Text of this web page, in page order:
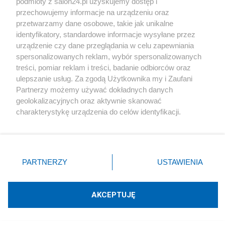
otrzymanych przez Grupę Azoty w Tarnowie
wyniosła 2.134.041 tysięcy zł.
Tymczasem dywidendy wypłacone przez ZA
Puławy SA do Grupy Azoty w Tarnowie w okresie
2011-2022 wyniosły łącznie 1.315.494 tys. Zł czyli
61,6% ogólnej kwoty dywidendy pobranej od spółek
W samym roku 2022 dywidendy pobrane przez
Grupę Azoty wyniosła 340.542 tys. zł.
przechowujemy informacje na urządzeniu oraz
przetwarzamy dane osobowe, takie jak unikalne
identyfikatory, standardowe informacje wysyłane przez
urządzenie czy dane przeglądania w celu zapewniania
spersonalizowanych reklam, wybór spersonalizowanych
treści, pomiar reklam i treści, badanie odbiorców oraz
ulepszanie usług. Za zgodą Użytkownika my i Zaufani
Partnerzy możemy używać dokładnych danych
geolokalizacyjnych oraz aktywnie skanować
charakterystykę urządzenia do celów identyfikacji.
zmienić/wycofać klikając przycisk ustawień prywatności
znajdujący się w lewym dolnym rogu strony
rodzaje przetwarzania danych nie wymagają zgody
użytkownika, ale masz prawo sprzeciwić się takiemu
PARTNERZY USTAWIENIA
AKCEPTUJĘ